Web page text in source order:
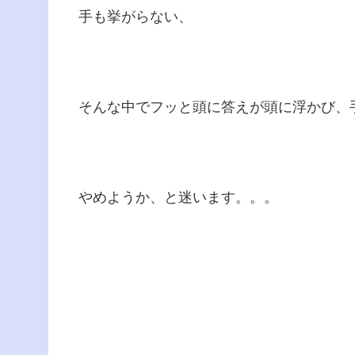
手も挙がらない、
そんな中でフッと頭に答えが頭に浮かび、
やめようか、と迷います。。。